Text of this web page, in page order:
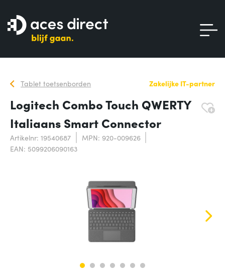
Tablet toetsenborden Zakelijke IT-partner
Logitech Combo Touch QWERTY
Italiaans Smart Connector
Artikelnr: 19540687
MPN: 920-009626
EAN: 5099206090163